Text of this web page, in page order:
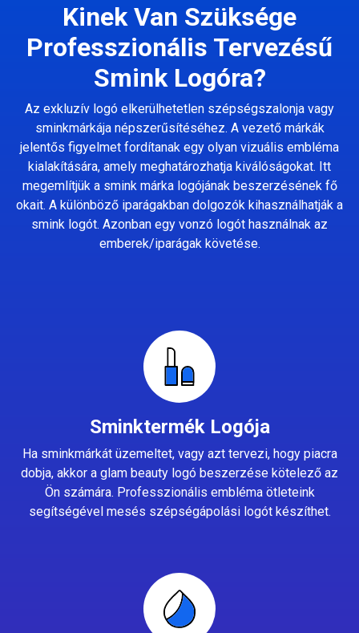
Kinek Van Szüksége
Professzionális Tervezésű
Smink Logóra?
Az exkluzív logó elkerülhetetlen szépségszalonja vagy
sminkmárkája népszerűsítéséhez. A vezető márkák
jelentős figyelmet fordítanak egy olyan vizuális embléma
kialakítására, amely meghatározhatja kiválóságokat. Itt
megemlítjük a smink márka logójának beszerzésének fő
okait. A különböző iparágakban dolgozók kihasználhatják a
smink logót. Azonban egy vonzó logót használnak az
emberek/iparágak követése.
Sminktermék Logója
Ha sminkmárkát üzemeltet, vagy azt tervezi, hogy piacra
dobja, akkor a glam beauty logó beszerzése kötelező az
Ön számára. Professzionális embléma ötleteink
segítségével mesés szépségápolási logót készíthet.